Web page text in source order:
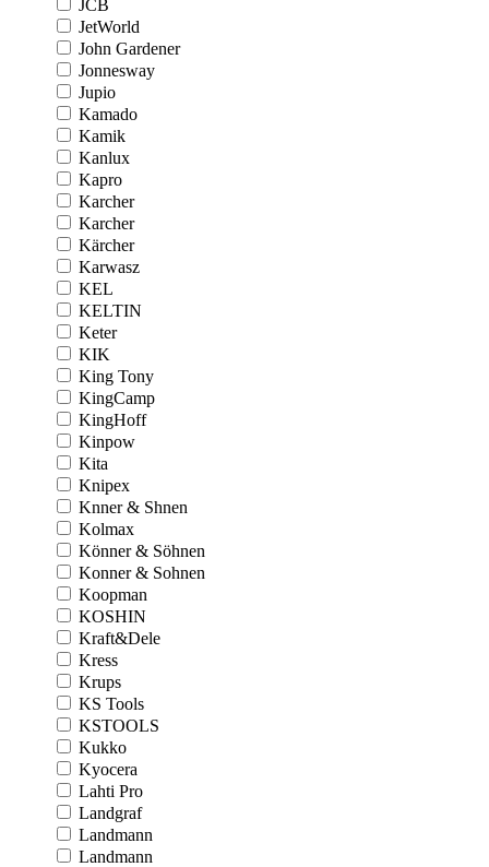
JCB
JetWorld
John Gardener
Jonnesway
Jupio
Kamado
Kamik
Kanlux
Kapro
Karcher
Karcher
Kärcher
Karwasz
KEL
KELTIN
Keter
KIK
King Tony
KingCamp
KingHoff
Kinpow
Kita
Knipex
Knner & Shnen
Kolmax
Könner & Söhnen
Konner & Sohnen
Koopman
KOSHIN
Kraft&Dele
Kress
Krups
KS Tools
KSTOOLS
Kukko
Kyocera
Lahti Pro
Landgraf
Landmann
Landmann